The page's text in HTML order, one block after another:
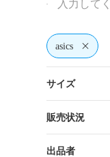
asics
サイズ
販売状況
出品者